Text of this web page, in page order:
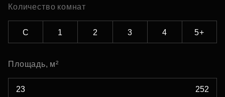
Количество комнат
С 1 2 3 4 5+
Площадь, м²